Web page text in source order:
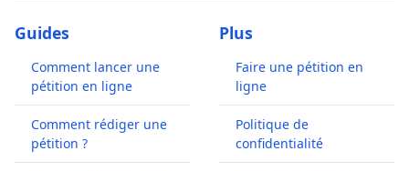
Guides
Comment lancer une
pétition en ligne
Comment rédiger une
pétition ?
Plus
Faire une pétition en
ligne
Politique de
confidentialité